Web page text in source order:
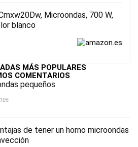
Microondas, 700 W,
blanco
MÁS POPULARES
COMENTARIOS
pequeños
de tener un horno microondas